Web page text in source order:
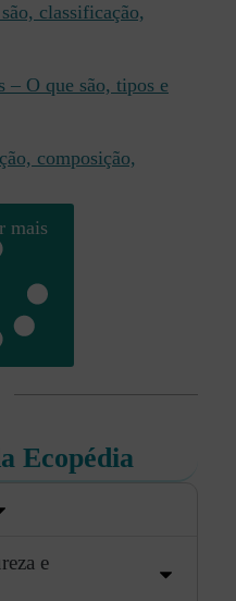
classificação,
– O que são, tipos e
composição,
mais
Ecopédia
e